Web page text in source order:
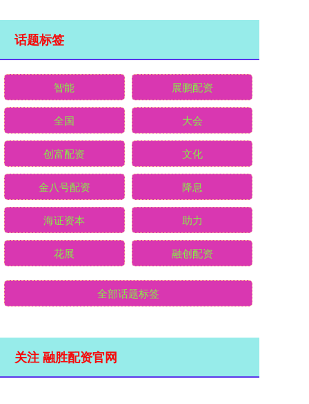
话题标签
智能 展鹏配资
全国 大会
创富配资 文化
金八号配资 降息
海证资本 助力
花展 融创配资
全部话题标签
关注 融胜配资官网